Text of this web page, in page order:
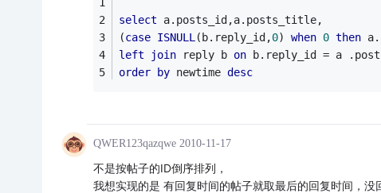
select a.posts_id,a.posts_title,
(case ISNULL (b.reply_id,0) when 0 then
left
join reply b on b.reply_id = a
order
by newtime desc
QWER123qazqwe 2010-11-17
不是按帖子的ID倒序排列，
我想实现的是 有回复时间的帖子就取最后的回复时间，没